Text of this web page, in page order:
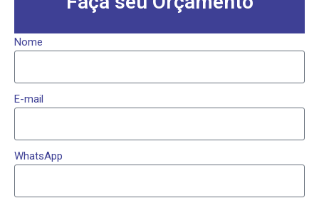
Nome
E-mail
WhatsApp